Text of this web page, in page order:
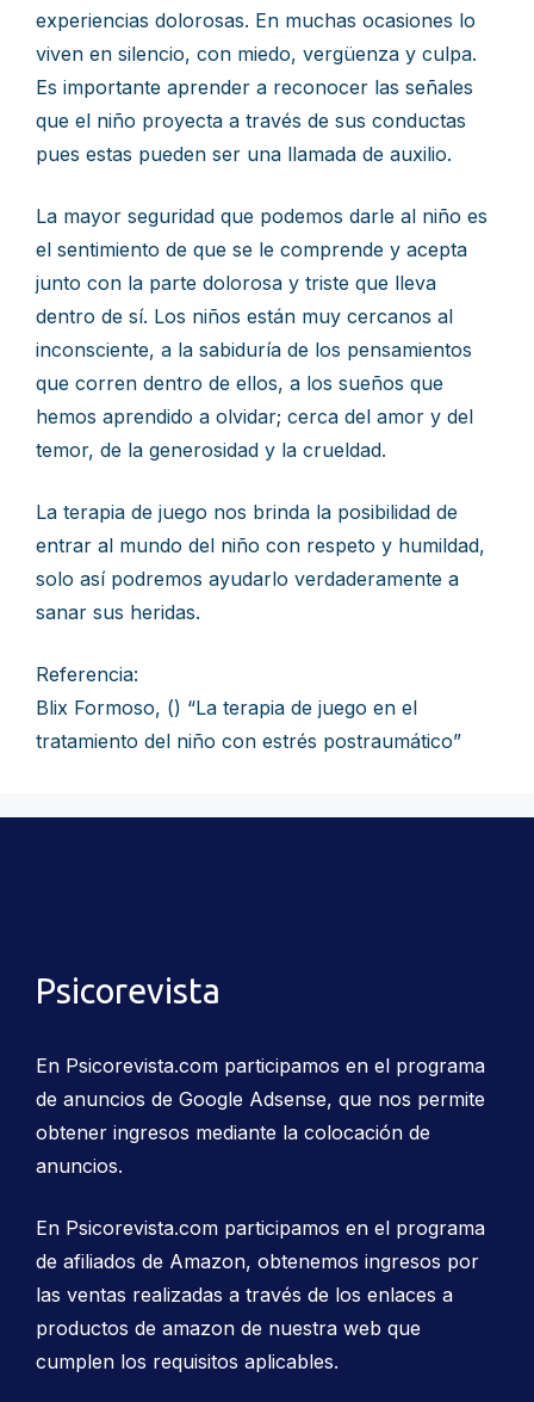
experiencias dolorosas. En muchas ocasiones lo
viven en silencio, con miedo, vergüenza y culpa.
Es importante aprender a reconocer las señales
que el niño proyecta a través de sus conductas
pues estas pueden ser una llamada de auxilio.
La mayor seguridad que podemos darle al niño es
el sentimiento de que se le comprende y acepta
junto con la parte dolorosa y triste que lleva
dentro de sí. Los niños están muy cercanos al
inconsciente, a la sabiduría de los pensamientos
que corren dentro de ellos, a los sueños que
hemos aprendido a olvidar; cerca del amor y del
temor, de la generosidad y la crueldad.
La terapia de juego nos brinda la posibilidad de
entrar al mundo del niño con respeto y humildad,
solo así podremos ayudarlo verdaderamente a
sanar sus heridas.
Referencia:
Blix Formoso, () “La terapia de juego en el
tratamiento del niño con estrés postraumático”
Psicorevista
En Psicorevista.com participamos en el programa
de anuncios de Google Adsense, que nos permite
obtener ingresos mediante la colocación de
anuncios.
En Psicorevista.com participamos en el programa
de afiliados de Amazon, obtenemos ingresos por
las ventas realizadas a través de los enlaces a
productos de amazon de nuestra web que
cumplen los requisitos aplicables.